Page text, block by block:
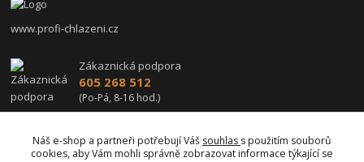
www.profi-chlazeni.cz
Zákaznická podpora
605 268 512
(Po-Pá, 8-16 hod.)
Náš e-shop a partneři potřebují Váš souhlas s použitím souborů
cookies, aby Vám mohli správně zobrazovat informace týkající se